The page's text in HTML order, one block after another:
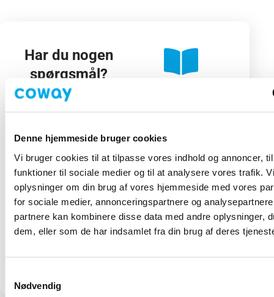
Denne hjemmeside bruger cookies
Vi bruger cookies til at tilpasse vores indhold og annoncer,
funktioner til sociale medier og til at analysere vores trafik.
oplysninger om din brug af vores hjemmeside med vores
for sociale medier, annonceringspartnere og
partnere kan kombinere disse data med andre oplysninger,
dem, eller som de har indsamlet fra din brug af deres
Nødvendig
Har du nogen
spørgsmål?
Kontakt os.
kundeservice.
Vi
er
her
for
at